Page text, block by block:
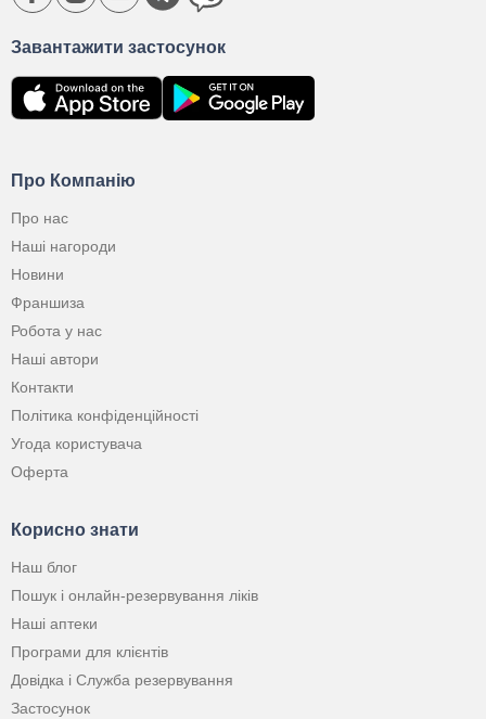
Про Компанію
Про нас
Наші нагороди
Новини
Франшиза
Робота у нас
Наші автори
Контакти
Політика конфіденційності
Угода користувача
Оферта
Корисно знати
Наш блог
Пошук і онлайн-резервування ліків
Наші аптеки
Програми для клієнтів
Довідка і Служба резервування
Застосунок
Завантажити застосунок